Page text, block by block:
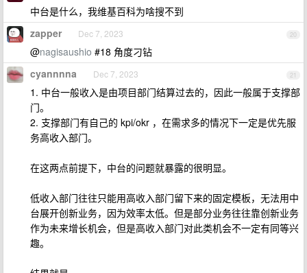
中台是什么，我维基百科为啥搜不到
20
zapper Dec 7, 2023
@nagisaushio #18 角度刁钻
21
cyannnna Dec 7, 2023
1. 中台一般收入是由项目部门结算过去的，因此一般属于支撑部
门。
2. 支撑部门有自己的 kpi/okr ，在需求多的情况下一定是优先服
务高收入部门。
在这两点前提下，中台的问题就暴露的很明显。
低收入部门往往只能用高收入部门留下来的固定模板，无法用中
台展开创新业务，因为效率太低。但是部分业务往往靠创新业务
作为未来增长机会，但是高收入部门对此类机会不一定有同等兴
趣。